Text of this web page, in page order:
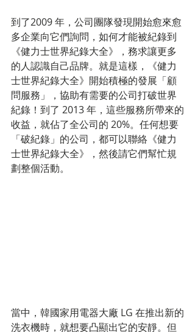
到了2009 年，公司團隊發現開始愈來愈
多企業向它們詢問，如何才能被紀錄到
《健力士世界紀錄大全》，務求讓更多
的人認識自己品牌。就是這樣，《健力
士世界紀錄大全》開始積極的發展「顧
問服務」，協助有需要的公司打破世界
紀錄！到了 2013 年，這些服務所帶來的
收益，就佔了全公司的 20%。任何想要
「破紀錄」的公司，都可以聯絡《健力
士世界紀錄大全》，然後請它們幫忙規
劃整個活動。
當中，韓國家用電器大廠 LG 在推出新的
洗衣機時，就想要凸顯出它的安靜。但